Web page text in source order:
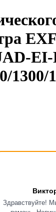
Здравствуйте!
EI-EUI-
1300/